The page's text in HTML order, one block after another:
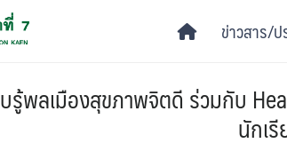
ข่าวสาร/
รู้พลเมืองสุขภาพจิตดี ร่วมกับ
นักเ